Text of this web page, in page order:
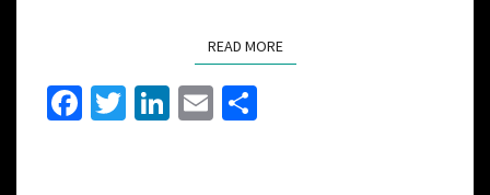
READ MORE
Fa T
Li E